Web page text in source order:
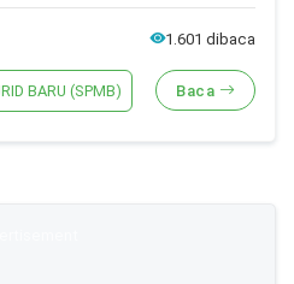
1.601 dibaca
BARU (SPMB) Baca